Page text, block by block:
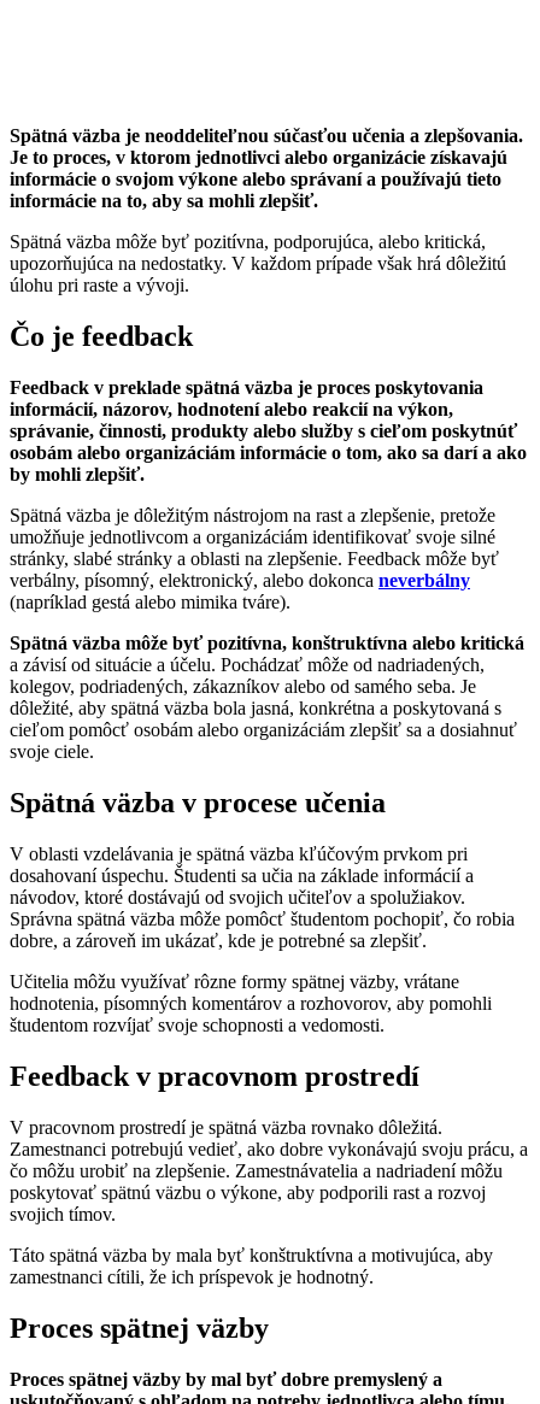
Spätná väzba je neoddeliteľnou súčasťou učenia a zlepšovania.
Je to proces, v ktorom jednotlivci alebo organizácie získavajú
informácie o svojom výkone alebo správaní a používajú tieto
informácie na to, aby sa mohli zlepšiť.
Spätná väzba môže byť pozitívna, podporujúca, alebo kritická,
upozorňujúca na nedostatky. V každom prípade však hrá dôležitú
úlohu pri raste a vývoji.
Čo je feedback
Feedback v preklade spätná väzba je proces poskytovania
informácií, názorov, hodnotení alebo reakcií na výkon,
správanie, činnosti, produkty alebo služby s cieľom poskytnúť
osobám alebo organizáciám informácie o tom, ako sa darí a ako
by mohli zlepšiť.
Spätná väzba je dôležitým nástrojom na rast a zlepšenie, pretože
umožňuje jednotlivcom a organizáciám identifikovať svoje silné
stránky, slabé stránky a oblasti na zlepšenie. Feedback môže byť
verbálny, písomný, elektronický, alebo dokonca neverbálny
(napríklad gestá alebo mimika tváre).
Spätná väzba môže byť pozitívna, konštruktívna alebo kritická
a závisí od situácie a účelu. Pochádzať môže od nadriadených,
kolegov, podriadených, zákazníkov alebo od samého seba. Je
dôležité, aby spätná väzba bola jasná, konkrétna a poskytovaná s
cieľom pomôcť osobám alebo organizáciám zlepšiť sa a dosiahnuť
svoje ciele.
Spätná väzba v procese učenia
V oblasti vzdelávania je spätná väzba kľúčovým prvkom pri
dosahovaní úspechu. Študenti sa učia na základe informácií a
návodov, ktoré dostávajú od svojich učiteľov a spolužiakov.
Správna spätná väzba môže pomôcť študentom pochopiť, čo robia
dobre, a zároveň im ukázať, kde je potrebné sa zlepšiť.
Učitelia môžu využívať rôzne formy spätnej väzby, vrátane
hodnotenia, písomných komentárov a rozhovorov, aby pomohli
študentom rozvíjať svoje schopnosti a vedomosti.
Feedback v pracovnom prostredí
V pracovnom prostredí je spätná väzba rovnako dôležitá.
Zamestnanci potrebujú vedieť, ako dobre vykonávajú svoju prácu, a
čo môžu urobiť na zlepšenie. Zamestnávatelia a nadriadení môžu
poskytovať spätnú väzbu o výkone, aby podporili rast a rozvoj
svojich tímov.
Táto spätná väzba by mala byť konštruktívna a motivujúca, aby
zamestnanci cítili, že ich príspevok je hodnotný.
Proces spätnej väzby
Proces spätnej väzby by mal byť dobre premyslený a